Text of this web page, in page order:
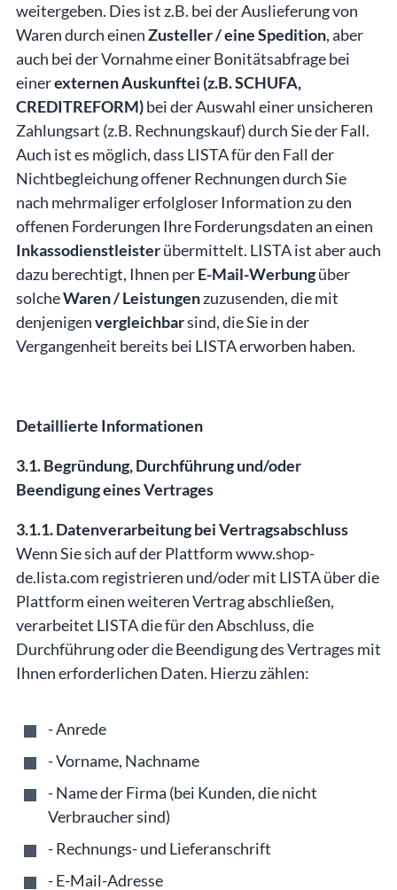
weitergeben. Dies ist z.B. bei der Auslieferung von
Waren durch einenZusteller / eine Spedition, aber
auch bei der Vornahme einer Bonitätsabfrage bei
einerexternen Auskunftei (z.B. SCHUFA,
CREDITREFORM)bei der Auswahl einer unsicheren
Zahlungsart (z.B. Rechnungskauf) durch Sie der Fall.
Auch ist es möglich, dass LISTA für den Fall der
Nichtbegleichung offener Rechnungen durch Sie
nach mehrmaliger erfolgloser Information zu den
offenen Forderungen Ihre Forderungsdaten an einen
Inkassodienstleisterübermittelt. LISTA ist aber auch
dazu berechtigt, Ihnen perE-Mail-Werbungüber
solcheWaren / Leistungenzuzusenden, die mit
denjenigenvergleichbarsind, die Sie in der
Vergangenheit bereits bei LISTA erworben haben.
Detaillierte Informationen
3.1. Begründung, Durchführung und/oder
Beendigung eines Vertrages
3.1.1. Datenverarbeitung bei Vertragsabschluss
Wenn Sie sich auf der Plattform www.shop-
de.lista.com registrieren und/oder mit LISTA über die
Plattform einen weiteren Vertrag abschließen,
verarbeitet LISTA die für den Abschluss, die
Durchführung oder die Beendigung des Vertrages mit
Ihnen erforderlichen Daten. Hierzu zählen:
- Anrede
- Vorname, Nachname
- Name der Firma (bei Kunden, die nicht
Verbraucher sind)
- Rechnungs- und Lieferanschrift
- E-Mail-Adresse